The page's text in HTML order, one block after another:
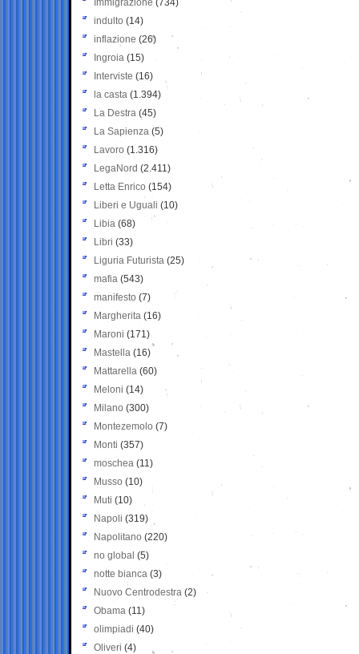
Immigrazione (734)
indulto (14)
inflazione (26)
Ingroia (15)
Interviste (16)
la casta (1.394)
La Destra (45)
La Sapienza (5)
Lavoro (1.316)
LegaNord (2.411)
Letta Enrico (154)
Liberi e Uguali (10)
Libia (68)
Libri (33)
Liguria Futurista (25)
mafia (543)
manifesto (7)
Margherita (16)
Maroni (171)
Mastella (16)
Mattarella (60)
Meloni (14)
Milano (300)
Montezemolo (7)
Monti (357)
moschea (11)
Musso (10)
Muti (10)
Napoli (319)
Napolitano (220)
no global (5)
notte bianca (3)
Nuovo Centrodestra (2)
Obama (11)
olimpiadi (40)
Oliveri (4)